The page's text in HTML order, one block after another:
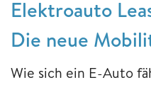
​​​​​​​Elektroauto
Die neue
Wie sich ein E-Auto